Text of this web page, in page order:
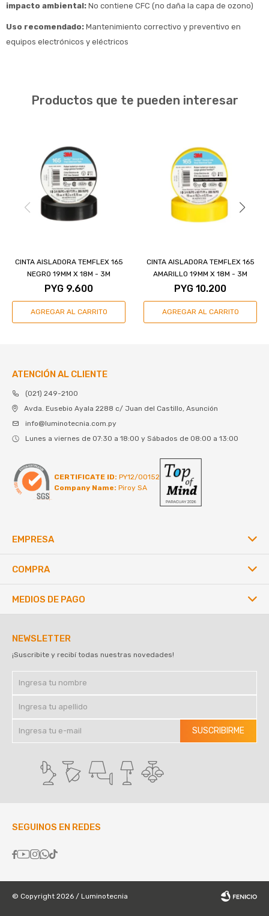
impacto ambiental: No contiene CFC (no daña la capa de ozono)
Uso recomendado: Mantenimiento correctivo y preventivo en
equipos electrónicos y eléctricos
Productos que te pueden interesar
CINTA AISLADORA TEMFLEX 165
NEGRO 19MM X 18M - 3M
PYG 9.600
CINTA AISLADORA TEMFLEX 165
AMARILLO 19MM X 18M - 3M
PYG 10.200
ATENCIÓN AL CLIENTE
(021) 249-2100
Avda. Eusebio Ayala 2288 c/ Juan del Castillo, Asunción
info@luminotecnia.com.py
Lunes a viernes de 07:30 a 18:00 y Sábados de 08:00 a 13:00
CERTIFICATE ID: PY12/00152
Company Name: Piroy SA
EMPRESA
COMPRA
NEWSLETTER
¡Suscribite y recibí todas nuestras novedades!
SUSCRIBIRME
SEGUINOS EN REDES

MEDIOS DE PAGO
© Copyright 2026 / Luminotecnia